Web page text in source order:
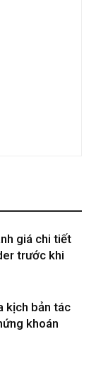
giá chi tiết
trước khi
kịch bản tác
khoán